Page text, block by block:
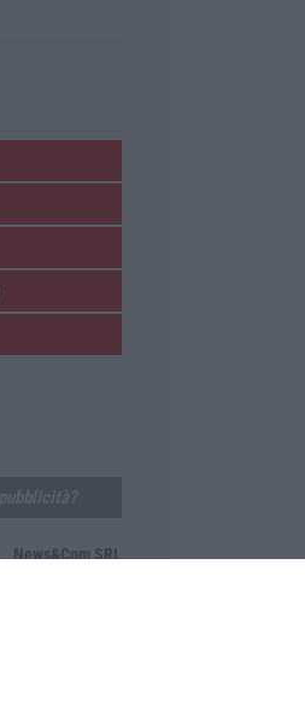
News&Com SRL